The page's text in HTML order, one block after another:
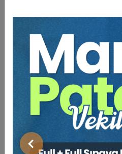
Önceki